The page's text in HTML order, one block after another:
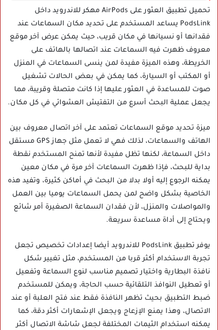
تحميل تطبيق العثور على AirPods مهكر للاندرويد داخل
PodsLink يساعد المستخدم على تحديد مكان السماعات عند
فقدانها أو نسيانها في مكان قريب، حيث يمكن عرض آخر موقع
معروف ظهرت فيه السماعات عند اتصالها بالهاتف على
الخريطة، وهذه الميزة مفيدة لمن ينسى السماعات في المنزل
أو المكتب أو السيارة، كما يمكن في بعض الحالات تشغيل
صوت للمساعدة في العثور عليها إذا كانت متصلة وقريبة، مما
يجعل عملية البحث أسرع من التفتيش العشوائي في كل مكان.
ميزة تحديد موقع السماعات تعتمد على آخر اتصال معروف بين
الهاتف والسماعات، لذلك فهي لا تعمل مثل جهاز GPS مستقل
داخل السماعة، لكنها تظل مفيدة لأنها تمنح المستخدم نقطة
بداية للبحث، فإذا ظهرت السماعات آخر مرة في مكان معين
يمكنه الرجوع إليه أولا بدلا من البحث في أماكن كثيرة، وتفيد هذه
الخاصية بشكل واضح لمن يحمل السماعات يوميا بين العمل
والمواصلات والمنزل، لأن فقدان السماعة الصغيرة أمر شائع
ويحتاج إلى أداة مساعدة سريعة.
يوفر تطبيق PodsLink للاندرويد أيضا إعدادات تخصيص تجعل
تجربة الاستخدام أكثر قربا من المستخدم، مثل تغيير شكل
نافذة البطارية واختيار تصميم مناسب لنوع السماعة وتفعيل
أو تعطيل النوافذ التلقائية حسب الحاجة، ويمكن للمستخدم
ضبط التطبيق بحيث تظهر النافذة فقط عند فتح العلبة أو عند
الاتصال، وهذا يمنع الإزعاج ويجعل الإشعارات أكثر دقة، كما
يمكنه استخدام الثيمات المختلفة لجعل شاشة الاتصال أكثر